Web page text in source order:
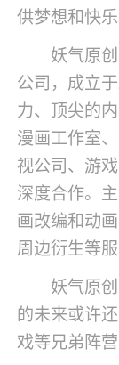
供梦想和快乐
妖气原
公司，成立
力、顶尖的
漫画工作室
视公司、游
深度合作。
画改编和动
周边衍生等服
妖气原
的未来或许
戏等兄弟阵营